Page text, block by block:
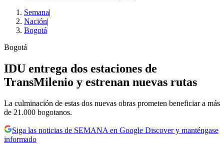
Semana|
Nación|
Bogotá
Bogotá
IDU entrega dos estaciones de
TransMilenio y estrenan nuevas rutas
La culminación de estas dos nuevas obras prometen beneficiar a más
de 21.000 bogotanos.
Siga las noticias de SEMANA en Google Discover y manténgase
informado